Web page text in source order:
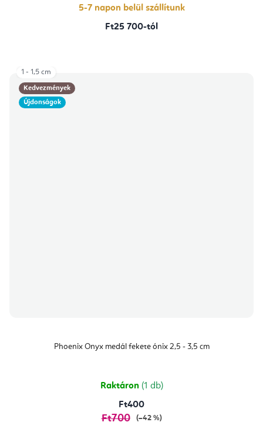
5-7 napon belül szállítunk
Ft25 700-tól
Kedvezmények
Újdonságok
Phoenix Onyx medál fekete ónix 2,5 - 3,5 cm
Raktáron (1 db)
Ft400
Ft700 (–42 %)
1 - 1,5 cm